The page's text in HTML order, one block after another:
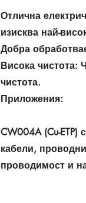
Отлична
изисква най-
Добра
Висока чистота:
чистота.
Приложения:
CW004A (Cu-
кабели,
проводимост и